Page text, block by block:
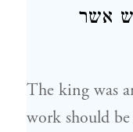
אשר
The king was
work should